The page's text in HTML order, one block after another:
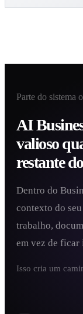
Parte do sistema
AI
valioso
restante
Dentro do
contexto do
trabalho,
em vez de ficar
Isso cria um